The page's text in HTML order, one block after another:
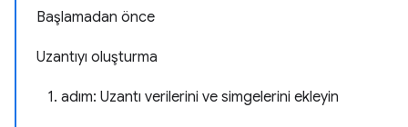
Başlamadan önce
Uzantıyı oluşturma
1. adım: Uzantı verilerini ve simgelerini ekleyin